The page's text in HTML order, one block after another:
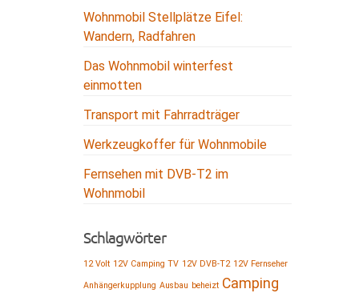
Wohnmobil Stellplätze Eifel:
Wandern, Radfahren
Das Wohnmobil winterfest
einmotten
Transport mit Fahrradträger
Werkzeugkoffer für Wohnmobile
Fernsehen mit DVB-T2 im
Wohnmobil
Schlagwörter
12 Volt 12V Camping TV 12V DVB-T2 12V Fernseher
Anhängerkupplung Ausbau beheizt Camping